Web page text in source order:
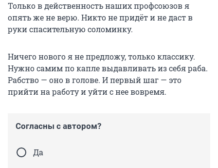
Только в действенность наших профсоюзов я
опять же не верю. Никто не придёт и не даст в
руки спасительную соломинку.
Ничего нового я не предложу, только классику.
Нужно самим по капле выдавливать из себя раба.
Рабство — оно в голове. И первый шаг — это
прийти на работу и уйти с нее вовремя.
Согласны с автором?
Да